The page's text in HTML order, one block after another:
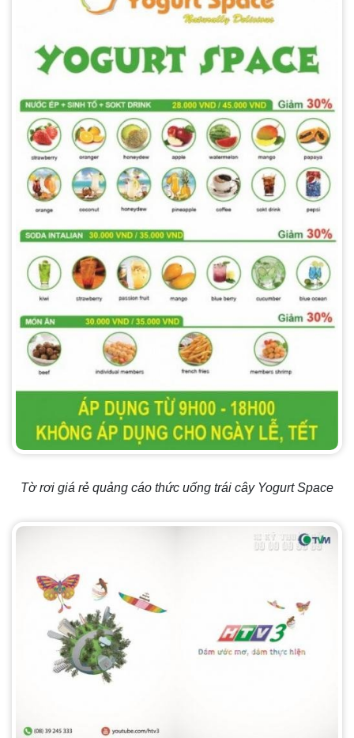
Tờ rơi giá rẻ quảng cáo thức uống trái cây Yogurt Space